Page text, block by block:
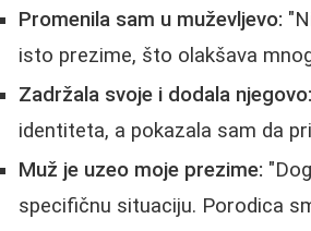
Promenila sam u muževljevo:
isto prezime, što olakšava
Zadržala svoje i dodala njegovo:
identiteta, a pokazala sam da
Muž je uzeo moje prezime:
specifičnu situaciju. Porodica